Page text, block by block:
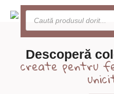
Meniu
0
Descoperă
create pentru